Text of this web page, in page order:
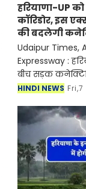
हरियाणा-UP
कॉरिडोर, इस
की बदलेगी
Udaipur Times,
Expressway :
बीच सड़क
वाला 122
Expressway)
HINDI NEWS